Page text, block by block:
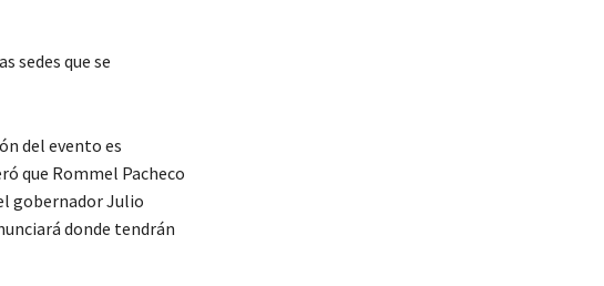
sedes que se
del evento es
que Rommel Pacheco
gobernador Julio
donde tendrán